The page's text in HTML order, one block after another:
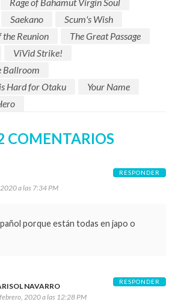
Saekano
Scum's Wish
the Reunion
The Great Passage
ViVid Strike!
Ballroom
Hard for Otaku
Your Name
COMENTARIOS
a las 7:34 PM
porque están todas en japo o
RESPONDER
NAVARRO
2020 a las 12:28 PM
RESPONDER